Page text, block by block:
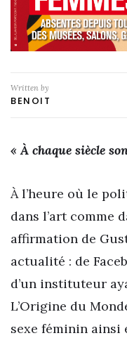
Written by
BENOIT
« À chaque siècle
À l’heure où le
dans l’art comme
affirmation de
actualité : de
d’un instituteur
L’Origine du
sexe féminin ainsi